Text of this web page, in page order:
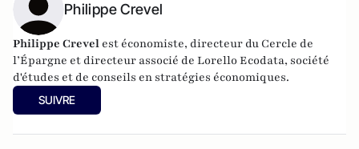
Philippe Crevel
Philippe Crevel est économiste, directeur du Cercle de
l’Épargne et directeur associé de Lorello Ecodata, société
d'études et de conseils en stratégies économiques.
SUIVRE